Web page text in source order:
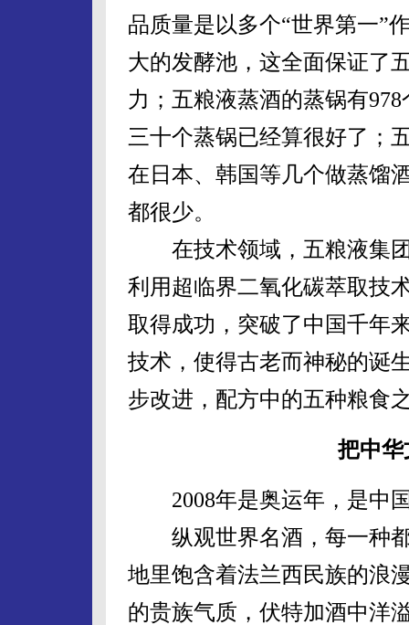
品质量是以多个“世界第一”
大的发酵池，这全面保证了
力；五粮液蒸酒的蒸锅有
三十个蒸锅已经算很好了；
在日本、韩国等几个做蒸馏
都很少。
在技术领域，五粮液集团
利用超临界二氧化碳萃取技
取得成功，突破了中国千年
技术，使得古老而神秘的诞
步改进，配方中的五种粮食
把中
2008年是奥运年，是中国
纵观世界名酒，每一种都
地里饱含着法兰西民族的浪
的贵族气质，伏特加酒中洋